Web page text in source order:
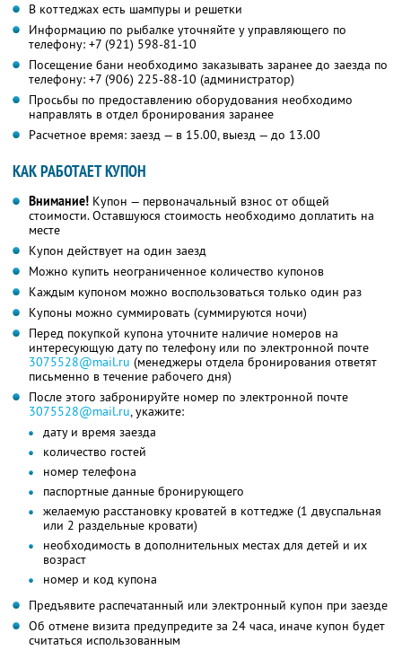
В коттеджах есть шампуры и решетки
Информацию по рыбалке уточняйте у управляющего по
телефону: +7 (921) 598-81-10
Посещение бани необходимо заказывать заранее до заезда по
телефону: +7 (906) 225-88-10 (администратор)
Просьбы по предоставлению оборудования необходимо
направлять в отдел бронирования заранее
Расчетное время: заезд — в 15.00, выезд — до 13.00
КАК РАБОТАЕТ КУПОН
Внимание! Купон — первоначальный взнос от общей
стоимости. Оставшуюся стоимость необходимо доплатить на
месте
Купон действует на один заезд
Можно купить неограниченное количество купонов
Каждым купоном можно воспользоваться только один раз
Купоны можно суммировать (суммируются ночи)
Перед покупкой купона уточните наличие номеров на
интересующую дату по телефону или по электронной почте
3075528@mail.ru (менеджеры отдела бронирования ответят
письменно в течение рабочего дня)
После этого забронируйте номер по электронной почте
3075528@mail.ru, укажите:
дату и время заезда
количество гостей
номер телефона
паспортные данные бронирующего
желаемую расстановку кроватей в коттедже (1 двуспальная
или 2 раздельные кровати)
необходимость в дополнительных местах для детей и их
возраст
номер и код купона
Предъявите распечатанный или электронный купон при заезде
Об отмене визита предупредите за 24 часа, иначе купон будет
считаться использованным